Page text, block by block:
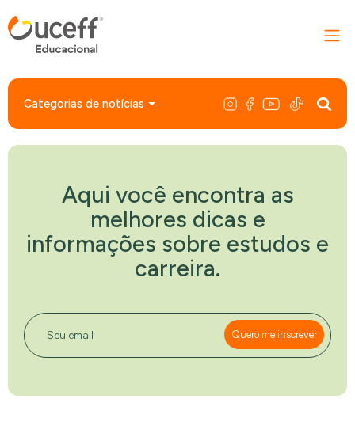
Categorias de notícias
Aqui você encontra as
melhores dicas e
informações sobre estudos e
carreira.
Quero me inscrever